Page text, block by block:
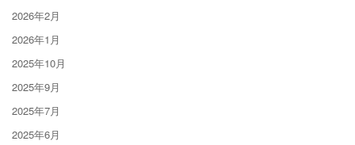
2026年2月
2026年1月
2025年10月
2025年9月
2025年7月
2025年6月